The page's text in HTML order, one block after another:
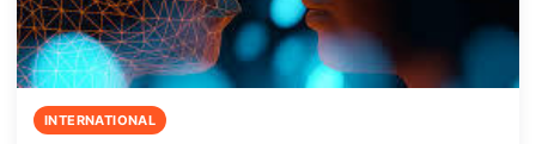
INTERNATIONAL